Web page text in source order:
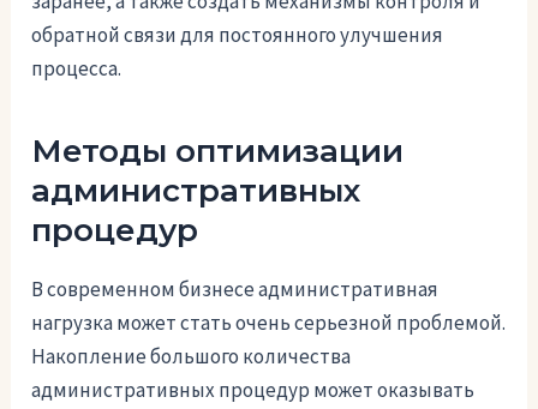
обратной связи для постоянного улучшения
процесса.
Методы оптимизации
административных
процедур
В современном бизнесе административная
нагрузка может стать очень серьезной проблемой.
Накопление большого количества
административных процедур может оказывать